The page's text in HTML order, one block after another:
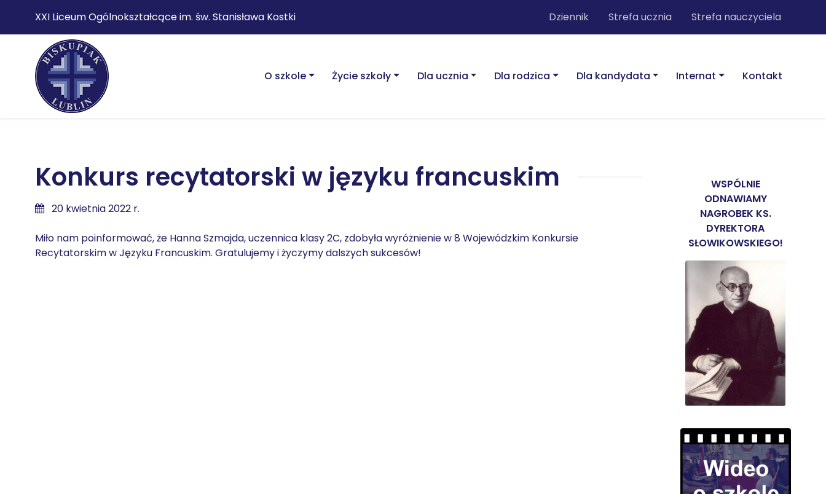
XXI Liceum Ogólnokształcące im. św. Stanisława Kostki Dziennik Strefa ucznia Strefa nauczyciela
O szkole Życie szkoły Dla ucznia Dla rodzica Dla kandydata Internat Kontakt
Konkurs recytatorski w języku francuskim
20 kwietnia 2022 r.
Miło nam poinformować, że Hanna Szmajda, uczennica klasy 2C, zdobyła wyróżnienie w 8 Wojewódzkim Konkursie
Recytatorskim w Języku Francuskim. Gratulujemy i życzymy dalszych sukcesów!
WSPÓLNIE
ODNAWIAMY
NAGROBEK KS.
DYREKTORA
SŁOWIKOWSKIEGO!